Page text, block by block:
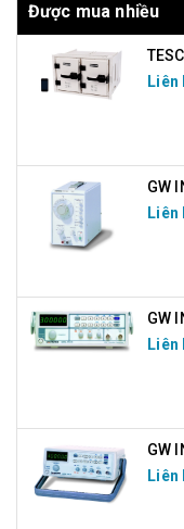
Được mua nhiều
Liên
GW
Liên
GW
Liên
GW
Liên